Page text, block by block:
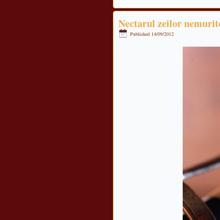
Nectarul zeilor
Published 14/09/2012